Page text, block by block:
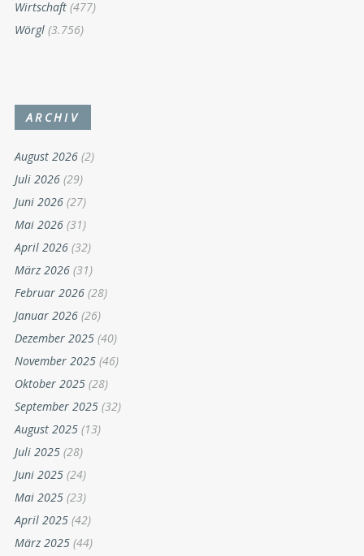
Wirtschaft (477)
Wörgl (3.756)
ARCHIV
August 2026 (2)
Juli 2026 (29)
Juni 2026 (27)
Mai 2026 (31)
April 2026 (32)
März 2026 (31)
Februar 2026 (28)
Januar 2026 (26)
Dezember 2025 (40)
November 2025 (46)
Oktober 2025 (28)
September 2025 (32)
August 2025 (13)
Juli 2025 (28)
Juni 2025 (24)
Mai 2025 (23)
April 2025 (42)
März 2025 (44)